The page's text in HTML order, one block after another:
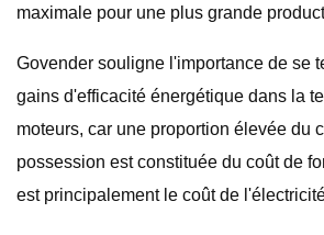
maximale pour une plus grande
Govender souligne l'importance de se
gains d'efficacité énergétique dans la
moteurs, car une proportion élevée du
possession est constituée du coût de
est principalement le coût de